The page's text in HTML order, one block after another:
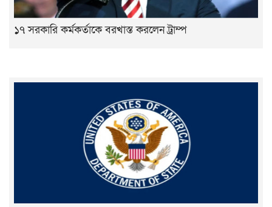
১৭ সরকারি কর্মকর্তাকে বরখাস্ত করলেন ট্রাম্প